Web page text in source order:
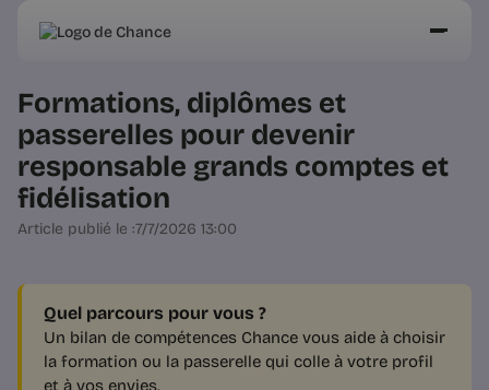
Formations, diplômes et
passerelles pour devenir
responsable grands comptes et
fidélisation
Article publié le :7/7/2026 13:00
Quel parcours pour vous ?
Un bilan de compétences Chance vous aide à choisir
la formation ou la passerelle qui colle à votre profil
et à vos envies.